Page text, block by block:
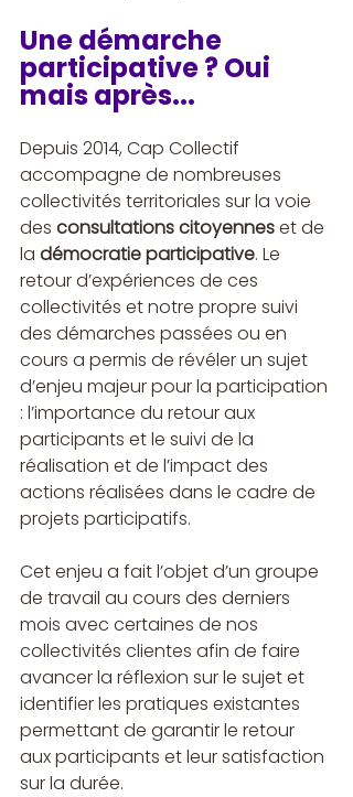
Une démarche
participative ? Oui
mais après...
Depuis 2014, Cap Collectif
accompagne de nombreuses
collectivités territoriales sur la voie
des consultations citoyennes et de
la démocratie participative. Le
retour d’expériences de ces
collectivités et notre propre suivi
des démarches passées ou en
cours a permis de révéler un sujet
d’enjeu majeur pour la participation
: l’importance du retour aux
participants et le suivi de la
réalisation et de l’impact des
actions réalisées dans le cadre de
projets participatifs.
Cet enjeu a fait l’objet d’un groupe
de travail au cours des derniers
mois avec certaines de nos
collectivités clientes afin de faire
avancer la réflexion sur le sujet et
identifier les pratiques existantes
permettant de garantir le retour
aux participants et leur satisfaction
sur la durée.